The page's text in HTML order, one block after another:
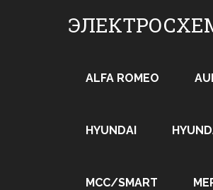
ALFA ROMEO
HYUNDAI
MCC/SMART